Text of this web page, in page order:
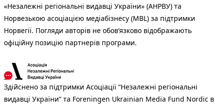
«Незалежні регіональні видавці України» (АНРВУ) та
Норвезькою асоціацією медіабізнесу (MBL) за підтримки
Норвегії. Погляди авторів не обов’язково відображають
офіційну позицію партнерів програми.
Здійснено за підтримки Асоціації “Незалежні регіональні
видавці України” та Foreningen Ukrainian Media Fund Nordic в